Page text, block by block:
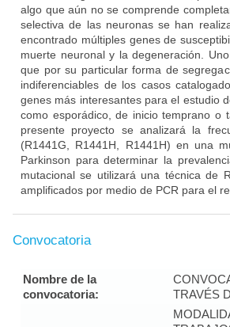
algo que aún no se comprende
selectiva de las neuronas se han
encontrado múltiples genes de
muerte neuronal y la degeneración.
que por su particular forma de
indiferenciables de los casos
genes más interesantes para el estudio
como esporádico, de inicio temprano
presente proyecto se analizará la
(R1441G, R1441H, R1441H) en una
Parkinson para determinar la
mutacional se utilizará una técnica de
amplificados por medio de PCR para el
Convocatoria
Nombre de la
convocatoria:
TRAVÉS